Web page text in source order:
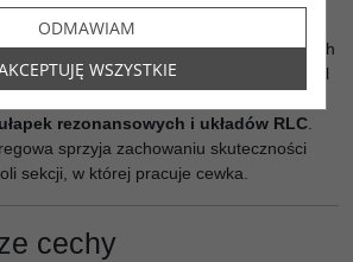
mmłączy kilka indywidualnie izolowanych
prądu w przewodniku. Dzięki temu model
do
rezonansowych i układów RLC
sprzyja zachowaniu skuteczności
sekcji, w której pracuje cewka.
cechy
ODMAWIAM
WSZYSTKIE